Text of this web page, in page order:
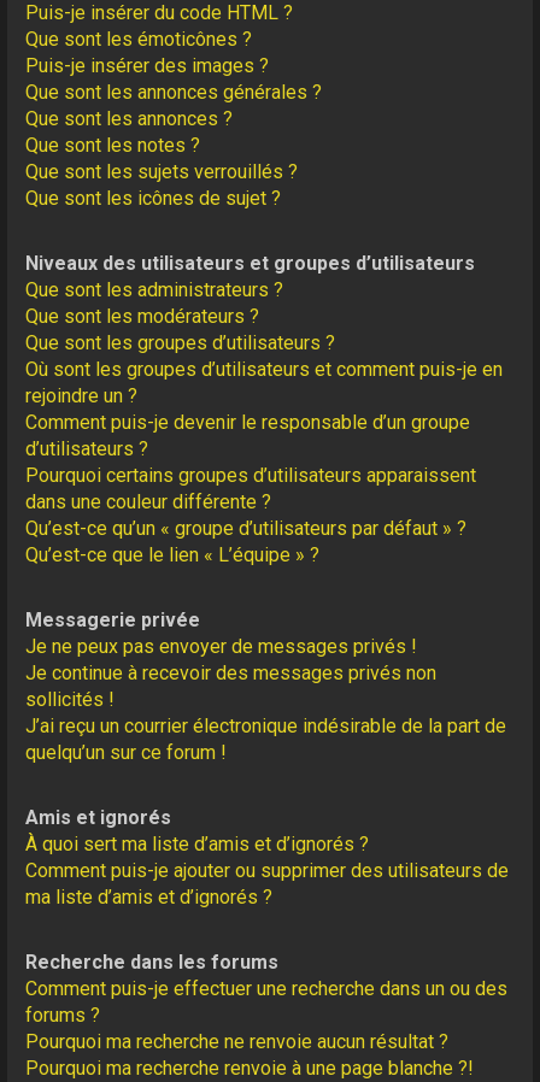
Puis-je insérer du code HTML ?
Que sont les émoticônes ?
Puis-je insérer des images ?
Que sont les annonces générales ?
Que sont les annonces ?
Que sont les notes ?
Que sont les sujets verrouillés ?
Que sont les icônes de sujet ?
Niveaux des utilisateurs et groupes d’utilisateurs
Que sont les administrateurs ?
Que sont les modérateurs ?
Que sont les groupes d’utilisateurs ?
Où sont les groupes d’utilisateurs et comment puis-je en
rejoindre un ?
Comment puis-je devenir le responsable d’un groupe
d’utilisateurs ?
Pourquoi certains groupes d’utilisateurs apparaissent
dans une couleur différente ?
Qu’est-ce qu’un « groupe d’utilisateurs par défaut » ?
Qu’est-ce que le lien « L’équipe » ?
Messagerie privée
Je ne peux pas envoyer de messages privés !
Je continue à recevoir des messages privés non
sollicités !
J’ai reçu un courrier électronique indésirable de la part de
quelqu’un sur ce forum !
Amis et ignorés
À quoi sert ma liste d’amis et d’ignorés ?
Comment puis-je ajouter ou supprimer des utilisateurs de
ma liste d’amis et d’ignorés ?
Recherche dans les forums
Comment puis-je effectuer une recherche dans un ou des
forums ?
Pourquoi ma recherche ne renvoie aucun résultat ?
Pourquoi ma recherche renvoie à une page blanche ?!